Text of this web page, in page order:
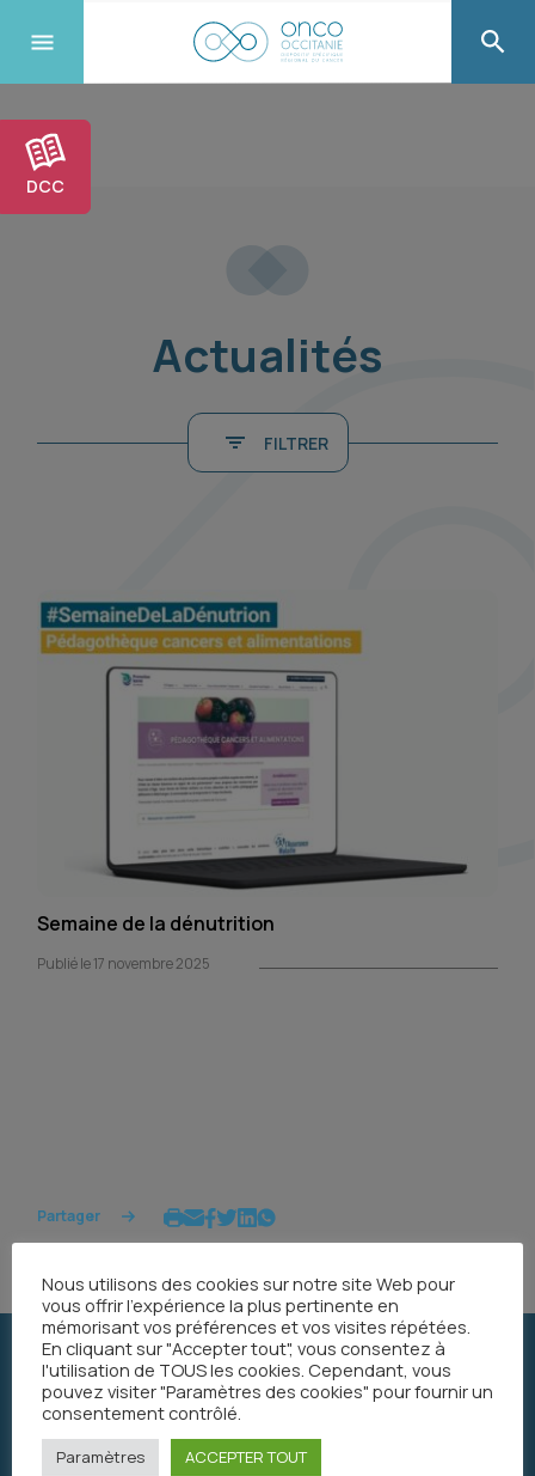
DCC
Actualités
FILTRER
Semaine de la dénutrition
Publié le 17 novembre 2025
Partager
Nous utilisons des cookies sur notre site Web pour
vous offrir l'expérience la plus pertinente en
mémorisant vos préférences et vos visites répétées.
En cliquant sur "Accepter tout", vous consentez à
l'utilisation de TOUS les cookies. Cependant, vous
pouvez visiter "Paramètres des cookies" pour fournir un
consentement contrôlé.
Paramètres ACCEPTER TOUT